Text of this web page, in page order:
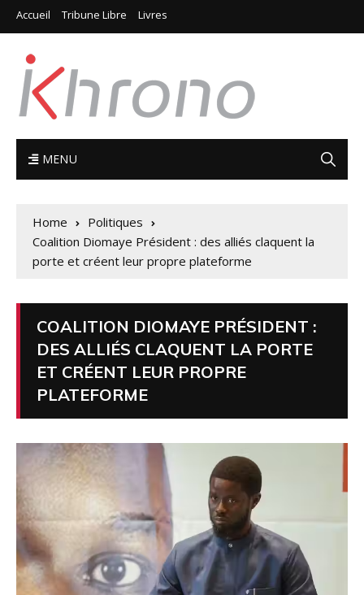
Accueil Tribune Libre Livres
MENU
Home
Politiques
Coalition Diomaye Président : des alliés claquent la
porte et créent leur propre plateforme
COALITION DIOMAYE PRÉSIDENT :
DES ALLIÉS CLAQUENT LA PORTE
ET CRÉENT LEUR PROPRE
PLATEFORME